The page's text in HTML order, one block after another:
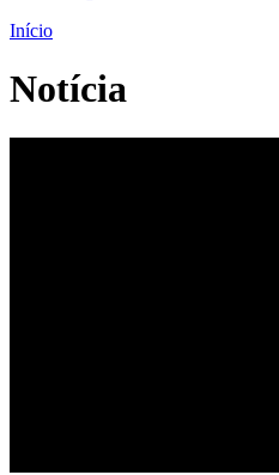
Início
Notícia